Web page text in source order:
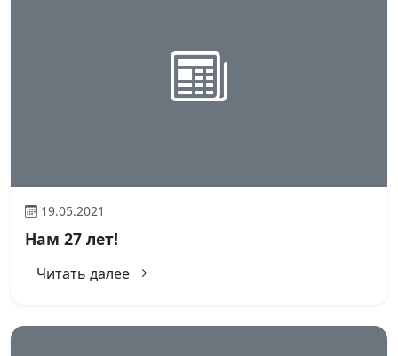
19.05.2021
Нам 27 лет!
Читать далее